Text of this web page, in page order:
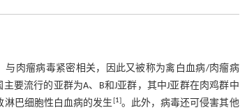
与肉瘤病毒紧密相关，因此又被称为禽白血病/肉瘤病
要流行的亚群为A、B和J亚群，其中J亚群在肉鸡群中
淋巴细胞性白血病的发生[1]。此外，病毒还可侵害其他